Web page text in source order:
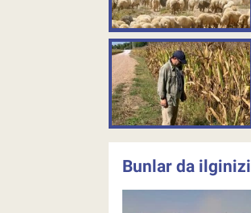
Bunlar da